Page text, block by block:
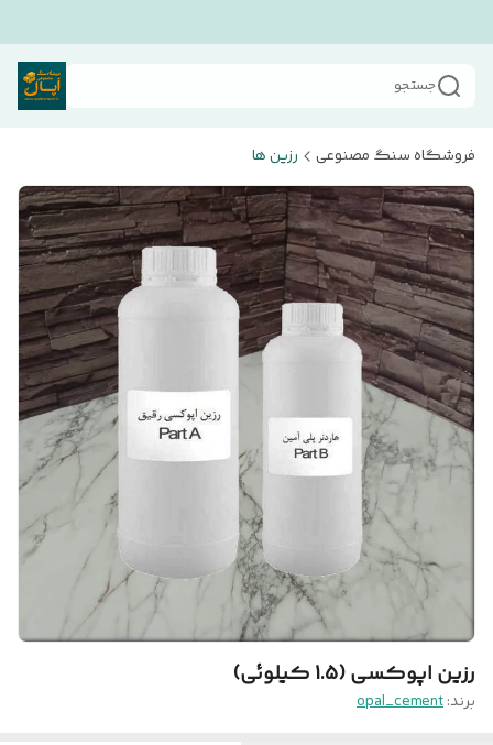
جستجو
فروشگاه سنگ مصنوعی رزین ها
رزین اپوکسی (1.5 کیلوئی)
برند:opal_cement